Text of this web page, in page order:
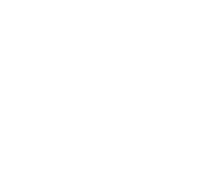
野ブタ。を
ス [DVD-B
プ [DVD]
便送料無料】